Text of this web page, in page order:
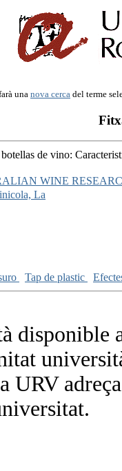
una nova cerca del terme
de vino:
WINE
La
Tap de plastic